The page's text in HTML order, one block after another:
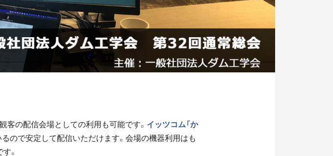
客の配信会場としての利用も可能です。 イッツコム「か
ので安定して配信いただけます。会場の機器利用はも
。